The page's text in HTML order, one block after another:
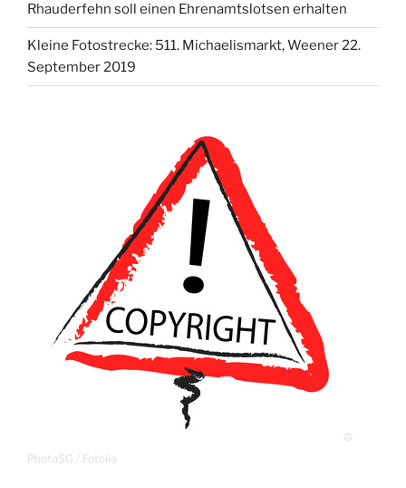
Rhauderfehn soll einen Ehrenamtslotsen erhalten
Kleine Fotostrecke: 511. Michaelismarkt, Weener 22.
September 2019
©
PhotoSG / Fotolia